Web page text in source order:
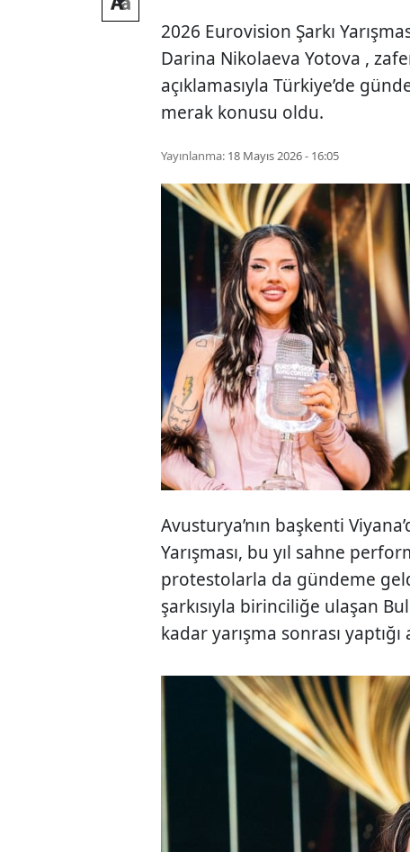
2026 Eurovision Şarkı
Darina Nikolaeva Yotova ,
açıklamasıyla Türkiye’de
merak konusu oldu.
Yayınlanma: 18 Mayıs 2026 - 16:05
Avusturya’nın başkenti
Yarışması, bu yıl sahne
protestolarla da gündeme
şarkısıyla birinciliğe ulaşan
kadar yarışma sonrası